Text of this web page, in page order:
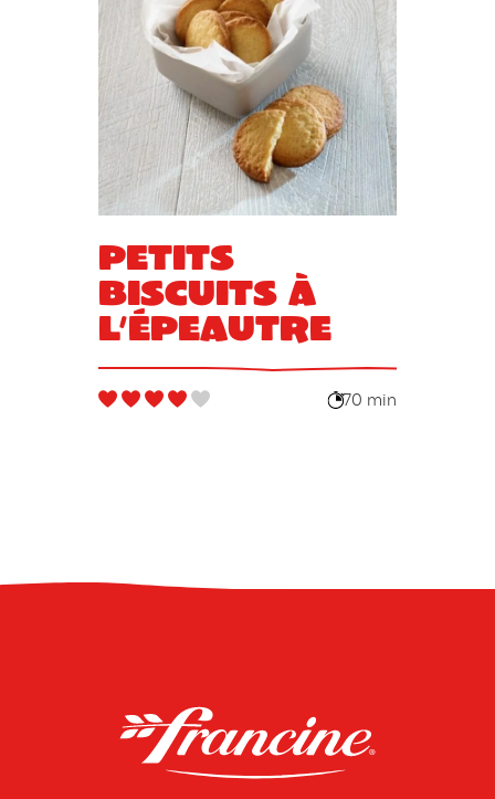
Petits
biscuits à
l’épeautre
70 min